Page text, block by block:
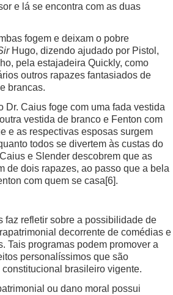
e lá se encontra com as duas
fogem e deixam o pobre
Hugo, dizendo ajudado por Pistol,
pela estajadeira Quickly, como
outros rapazes fantasiados de
brancas.
Dr. Caius foge com uma fada vestida
vestida de branco e Fenton com
e as respectivas esposas surgem
todos se divertem às custas do
e Slender descobrem que as
de dois rapazes, ao passo que a bela
com quem se casa[6].
faz refletir sobre a possibilidade de
decorrente de comédias e
Tais programas podem promover a
personalíssimos que são
brasileiro vigente.
ou dano moral possui